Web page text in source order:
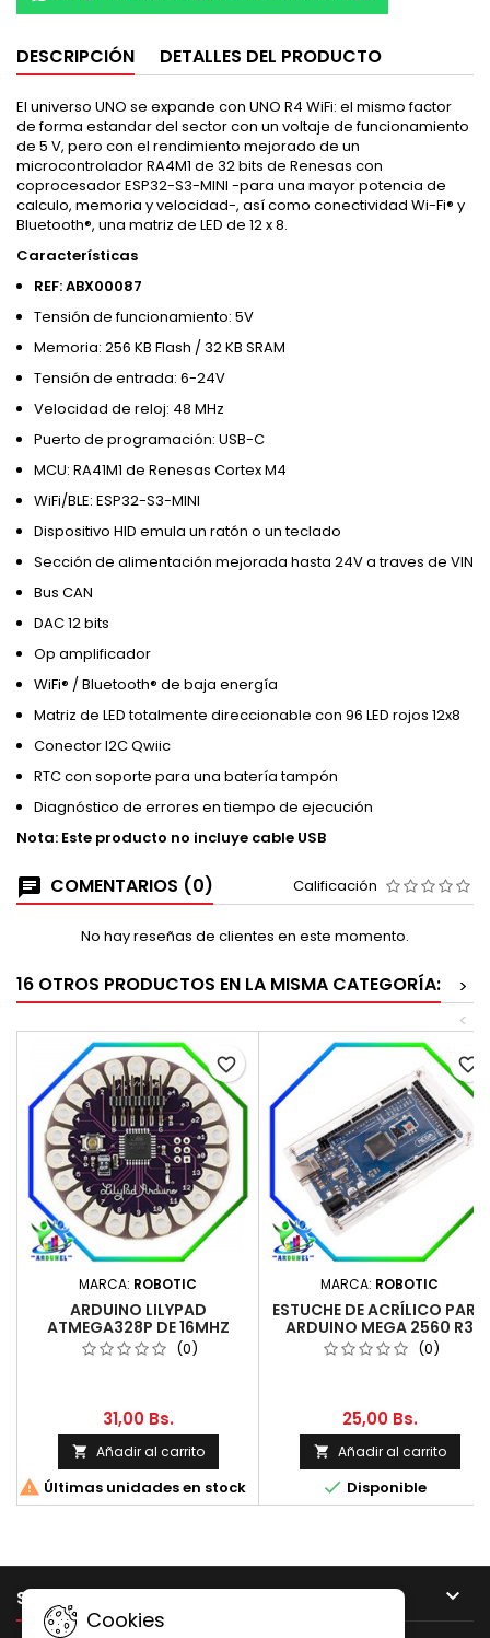
DESCRIPCIÓN DETALLES DEL PRODUCTO
El universo UNO se expande con UNO R4 WiFi: el mismo factor
de forma estandar del sector con un voltaje de funcionamiento
de 5 V, pero con el rendimiento mejorado de un
microcontrolador RA4M1 de 32 bits de Renesas con
coprocesador ESP32-S3-MINI -para una mayor potencia de
calculo, memoria y velocidad-, así como conectividad Wi-Fi® y
Bluetooth®, una matriz de LED de 12 x 8.
Características
REF: ABX00087
Tensión de funcionamiento: 5V
Memoria: 256 KB Flash / 32 KB SRAM
Tensión de entrada: 6-24V
Velocidad de reloj: 48 MHz
Puerto de programación: USB-C
MCU: RA41M1 de Renesas Cortex M4
WiFi/BLE: ESP32-S3-MINI
Dispositivo HID emula un ratón o un teclado
Sección de alimentación mejorada hasta 24V a traves de VIN
Bus CAN
DAC 12 bits
Op amplificador
WiFi® / Bluetooth® de baja energía
Matriz de LED totalmente direccionable con 96 LED rojos 12x8
Conector I2C Qwiic
RTC con soporte para una batería tampón
Diagnóstico de errores en tiempo de ejecución
Nota: Este producto no incluye cable USB
COMENTARIOS (0) Calificación
No hay reseñas de clientes en este momento.
16 OTROS PRODUCTOS EN LA MISMA CATEGORÍA:
>
<
MARCA: ROBOTIC
ARDUINO LILYPAD
ATMEGA328P DE 16MHZ
(0)
31,00 Bs.
 Añadir al carrito
 Últimas unidades en stock
favorite_border
MARCA: ROBOTIC
ESTUCHE DE ACRÍLICO PARA
ARDUINO MEGA 2560 R3
(0)
25,00 Bs.
 Añadir al carrito
 Disponible
favorite_border
SU CUENTA 
Cookies